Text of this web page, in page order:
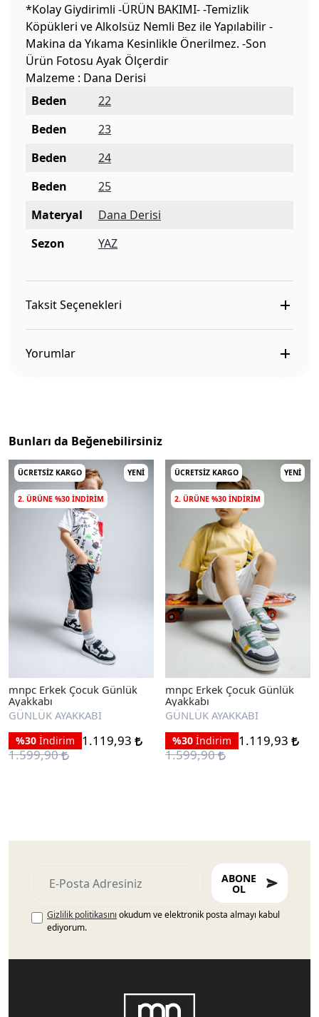
*Kolay Giydirimli -ÜRÜN BAKIMI- -Temizlik
Köpükleri ve Alkolsüz Nemli Bez ile Yapılabilir -
Makina da Yıkama Kesinlikle Önerilmez. -Son
Ürün Fotosu Ayak Ölçerdir
Malzeme : Dana Derisi
Beden
22
Beden
23
Beden
24
Beden
25
Materyal
Dana Derisi
Sezon
YAZ
Taksit Seçenekleri
Yorumlar
Bunları da Beğenebilirsiniz
ÜCRETSIZ KARGO YENI
2. ÜRÜNE %30 INDIRIM
mnpc Erkek Çocuk Günlük
Ayakkabı
GÜNLÜK AYAKKABI
%30 İndirim
1.119,93
1.599,90
ÜCRETSIZ KARGO YENI
2. ÜRÜNE %30 INDIRIM
mnpc Erkek Çocuk Günlük
Ayakkabı
GÜNLÜK AYAKKABI
%30 İndirim
1.119,93
1.599,90
ABONE
OL
Gizlilik politikasını okudum ve elektronik posta almayı kabul
ediyorum.